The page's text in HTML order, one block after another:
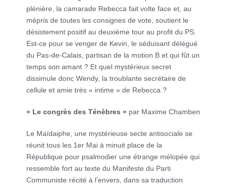
plénière, la camarade Rebecca fait volte face et, au
mépris de toutes les consignes de vote, soutient le
désistement positif au deuxième tour au profit du PS.
Est-ce pour se venger de Kevin, le séduisant délégué
du Pas-de-Calais, partisan de la motion B et qui fût un
temps son amant ? Et quel mystérieux secret
dissimule donc Wendy, la troublante secrétaire de
cellule et amie très « intime » de Rebecca ?
« Le congrès des Ténèbres » par Maxime Chamben
Le Maïdaiphe, une mystérieuse secte antisociale se
réunit tous les 1er Mai à minuit place de la
République pour psalmodier une étrange mélopée qui
ressemble fort au texte du Manifeste du Parti
Communiste récité à l’envers, dans sa traduction